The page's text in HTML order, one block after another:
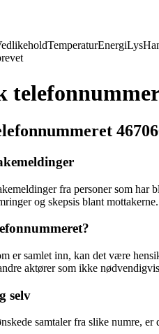
TemperaturEnergiLys
fra personer som
og skepsis blant mottakerne.
er samlet inn, kan det være
aktører som ikke
selv
samtaler fra slike numre,